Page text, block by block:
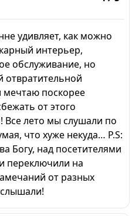
удивляет, как можно
интерьер,
обслуживание, но
отвратительной
мечтаю поскорее
от этого
Все лето мы слушали по
что хуже некуда… P.S:
Богу, над посетителями
переключили на
от разных